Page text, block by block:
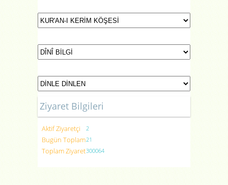
Ziyaret Bilgileri
Aktif Ziyaretçi 2
Bugün Toplam21
Toplam Ziyaret300064